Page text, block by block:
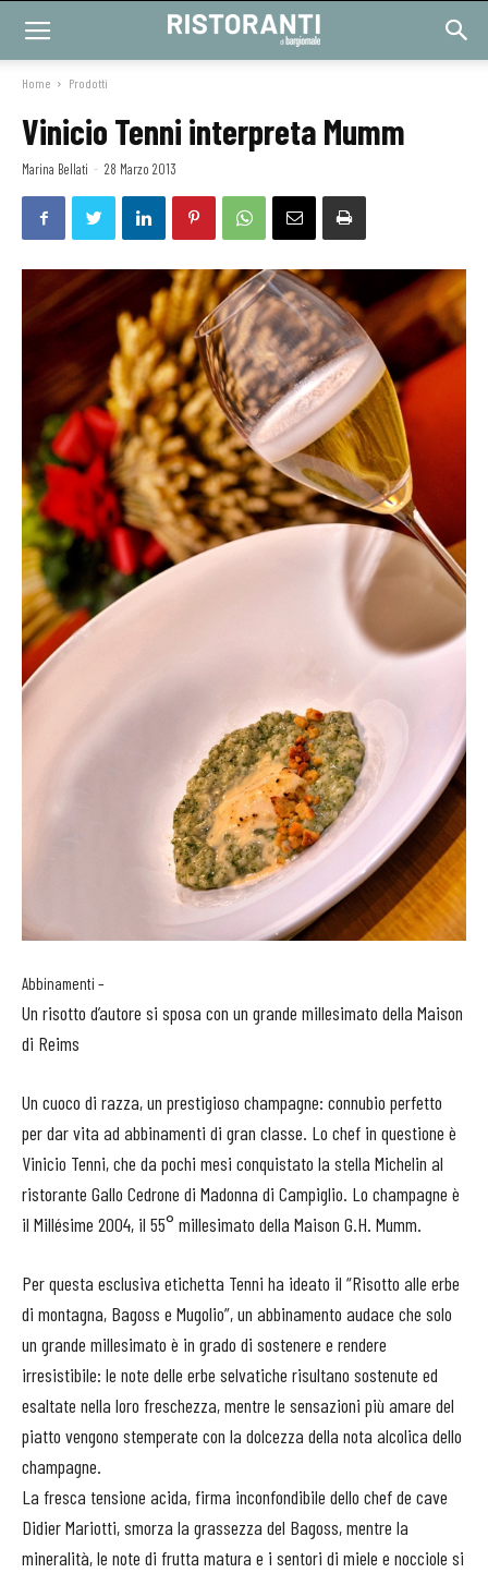
Home Prodotti
Vinicio Tenni interpreta Mumm
Marina Bellati - 28 Marzo 2013
Abbinamenti –
Un risotto d’autore si sposa con un grande millesimato della Maison
di Reims
Un cuoco di razza, un prestigioso champagne: connubio perfetto
per dar vita ad abbinamenti di gran classe. Lo chef in questione è
Vinicio Tenni, che da pochi mesi conquistato la stella Michelin al
ristorante Gallo Cedrone di Madonna di Campiglio. Lo champagne è
il Millésime 2004, il 55° millesimato della Maison G.H. Mumm.
Per questa esclusiva etichetta Tenni ha ideato il “Risotto alle erbe
di montagna, Bagoss e Mugolio”, un abbinamento audace che solo
un grande millesimato è in grado di sostenere e rendere
irresistibile: le note delle erbe selvatiche risultano sostenute ed
esaltate nella loro freschezza, mentre le sensazioni più amare del
piatto vengono stemperate con la dolcezza della nota alcolica dello
champagne.
La fresca tensione acida, firma inconfondibile dello chef de cave
Didier Mariotti, smorza la grassezza del Bagoss, mentre la
mineralità, le note di frutta matura e i sentori di miele e nocciole si